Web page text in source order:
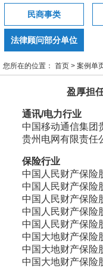
民商事类
法律顾问部分单位
您所在的位置： 首页 > 案例单
盈厚担
通讯/电力行业
中国移动通信集团
贵州电网有限责任
保险行业
中国人民财产保险
中国人民财产保险
中国人民财产保险
中国人民财产保险
中国人民财产保险
中国大地财产保险
中国大地财产保险
中国大地财产保险